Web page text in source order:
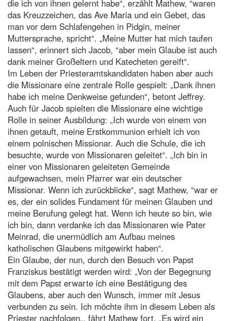
die ich von ihnen gelernt habe“, erzählt Mathew, “waren
das Kreuzzeichen, das Ave Maria und ein Gebet, das
man vor dem Schlafengehen in Pidgin, meiner
Muttersprache, spricht“. „Meine Mutter hat mich taufen
lassen“, erinnert sich Jacob, “aber mein Glaube ist auch
dank meiner Großeltern und Katecheten gereift“.
Im Leben der Priesteramtskandidaten haben aber auch
die Missionare eine zentrale Rolle gespielt: „Dank ihnen
habe ich meine Denkweise gefunden“, betont Jeffrey.
Auch für Jacob spielten die Missionare eine wichtige
Rolle in seiner Ausbildung: „Ich wurde von einem von
ihnen getauft, meine Erstkommunion erhielt ich von
einem polnischen Missionar. Auch die Schule, die ich
besuchte, wurde von Missionaren geleitet“. „Ich bin in
einer von Missionaren geleiteten Gemeinde
aufgewachsen, mein Pfarrer war ein deutscher
Missionar. Wenn ich zurückblicke“, sagt Mathew, “war er
es, der ein solides Fundament für meinen Glauben und
meine Berufung gelegt hat. Wenn ich heute so bin, wie
ich bin, dann verdanke ich das Missionaren wie Pater
Meinrad, die unermüdlich am Aufbau meines
katholischen Glaubens mitgewirkt haben“.
Ein Glaube, der nun, durch den Besuch von Papst
Franziskus bestätigt werden wird: „Von der Begegnung
mit dem Papst erwarte ich eine Bestätigung des
Glaubens, aber auch den Wunsch, immer mit Jesus
verbunden zu sein. Ich möchte ihm in diesem Leben als
Priester nachfolgen„, fährt Mathew fort. „Es wird ein